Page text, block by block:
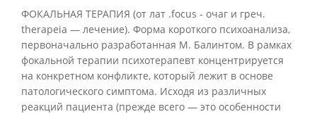
ФОКАЛЬНАЯ ТЕРАПИЯ (от лат .focus - очаг и греч.
therapeia — лечение). Форма короткого психоанализа,
первоначально разработанная М. Балинтом. В рамках
фокальной терапии психотерапевт концентрируется
на конкретном конфликте, который лежит в основе
патологического симптома. Исходя из различных
реакций пациента (прежде всего — это особенности